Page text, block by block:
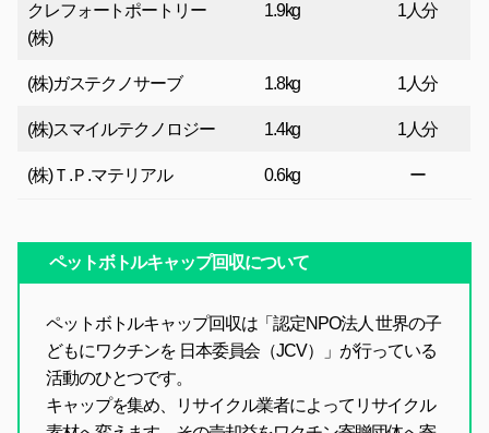
クレフォートポートリー
(株)
1.9kg 1人分
(株)ガステクノサーブ 1.8kg 1人分
(株)スマイルテクノロジー 1.4kg 1人分
(株)Ｔ.Ｐ.マテリアル 0.6kg ー
ペットボトルキャップ回収について
ペットボトルキャップ回収は「認定NPO法人 世界の子
どもにワクチンを 日本委員会（JCV）」が行っている
活動のひとつです。
キャップを集め、リサイクル業者によってリサイクル